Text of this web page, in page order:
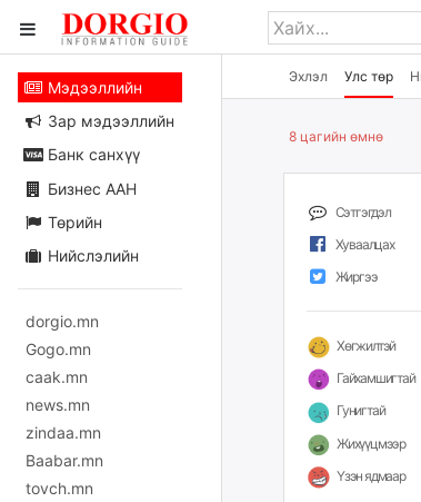
Эхлэл Улс төр
Мэдээллийн
Зар мэдээллийн
Банк санхүү
Бизнес ААН
Төрийн
Нийслэлийн
dorgio.mn
Gogo.mn
caak.mn
news.mn
zindaa.mn
Baabar.mn
tovch.mn
8 цагийн өмнө
Сэтгэгдэл
Хуваалцах
Жиргээ
Хөгжилтэй
Гайхамшигтай
Гунигтай
Жихүүцмээр
Үзэн ядмаар